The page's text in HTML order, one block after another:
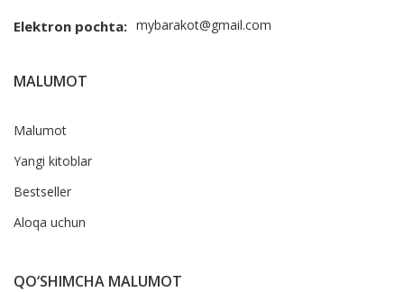
Elektron pochta: mybarakot@gmail.com
MALUMOT
Malumot
Yangi kitoblar
Bestseller
Aloqa uchun
QO‘SHIMCHA MALUMOT